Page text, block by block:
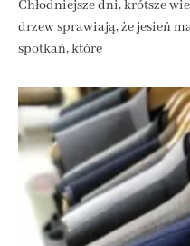
Chłodniejsze dni, krótsze
drzew sprawiają, że jesień
spotkań, które